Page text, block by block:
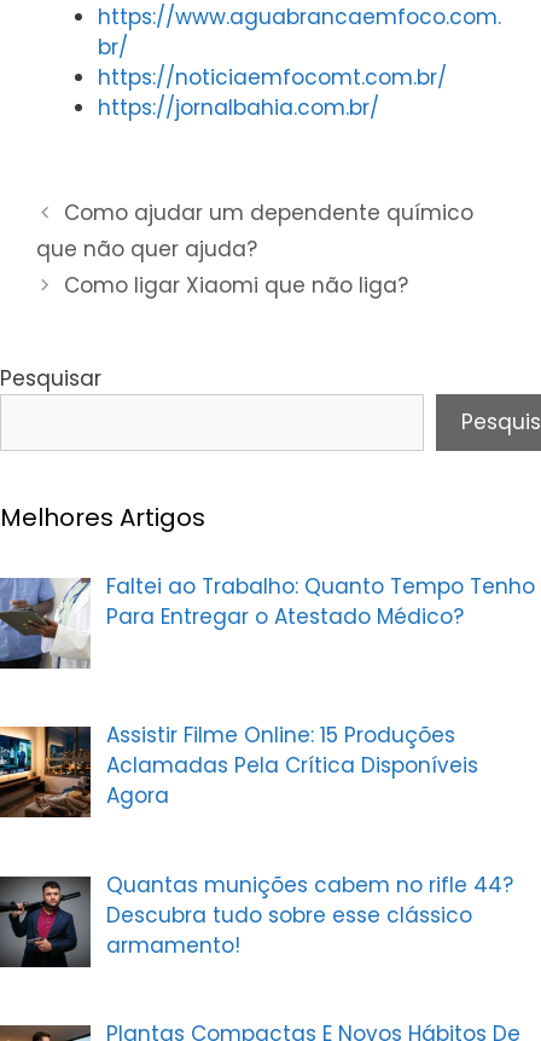
https://www.aguabrancaemfoco.com.
br/
https://noticiaemfocomt.com.br/
https://jornalbahia.com.br/
Como ajudar um dependente químico
que não quer ajuda?
Como ligar Xiaomi que não liga?
Pesquisar
Melhores Artigos
Faltei ao Trabalho: Quanto Tempo Tenho
Para Entregar o Atestado Médico?
Assistir Filme Online: 15 Produções
Aclamadas Pela Crítica Disponíveis
Agora
Quantas munições cabem no rifle 44?
Descubra tudo sobre esse clássico
armamento!
Plantas Compactas E Novos Hábitos De